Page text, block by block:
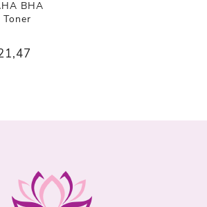
BHA